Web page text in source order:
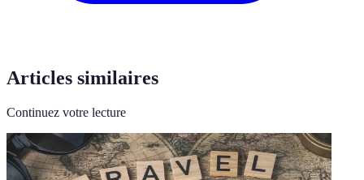
Articles similaires
Continuez votre lecture